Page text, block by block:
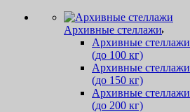
Архивные стеллажи
Архивные стеллажи
(до 100 кг)
Архивные стеллажи
(до 150 кг)
Архивные стеллажи
(до 200 кг)